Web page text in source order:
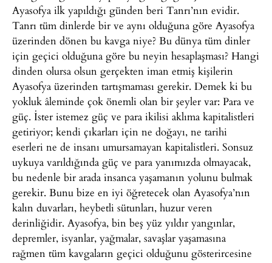
Ayasofya ilk yapıldığı günden beri Tanrı’nın evidir.
Tanrı tüm dinlerde bir ve aynı olduğuna göre Ayasofya
üzerinden dönen bu kavga niye? Bu dünya tüm dinler
için geçici olduğuna göre bu neyin hesaplaşması? Hangi
dinden olursa olsun gerçekten iman etmiş kişilerin
Ayasofya üzerinden tartışmaması gerekir. Demek ki bu
yokluk âleminde çok önemli olan bir şeyler var: Para ve
güç. İster istemez güç ve para ikilisi aklıma kapitalistleri
getiriyor; kendi çıkarları için ne doğayı, ne tarihi
eserleri ne de insanı umursamayan kapitalistleri. Sonsuz
uykuya varıldığında güç ve para yanımızda olmayacak,
bu nedenle bir arada insanca yaşamanın yolunu bulmak
gerekir. Bunu bize en iyi öğretecek olan Ayasofya’nın
kalın duvarları, heybetli sütunları, huzur veren
derinliğidir. Ayasofya, bin beş yüz yıldır yangınlar,
depremler, isyanlar, yağmalar, savaşlar yaşamasına
rağmen tüm kavgaların geçici olduğunu gösterircesine